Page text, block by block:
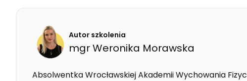
Autor szkolenia
mgrWeronika Morawska
Absolwentka Wrocławskiej Akademii Wychowania